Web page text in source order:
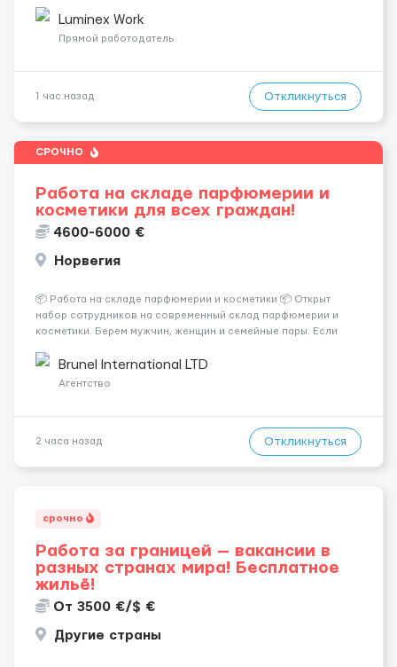
почтовых складах . График 5/8, возможны пе...
Luminex Work
Прямой работодатель
1 час назад Откликнуться
СРОЧНО
Работа на складе парфюмерии и
косметики для всех граждан!
4600-6000 €
Норвегия
📦 Работа на складе парфюмерии и косметики 📦 Открыт
набор сотрудников на современный склад парфюмерии и
косметики. Берем мужчин, женщин и семейные пары. Если
обучают уже после приезда. Работа не тяжелая. Нужно
собирать заказы, сортиро...
Brunel International LTD
Агентство
2 часа назад Откликнуться
срочно
Работа за границей — вакансии в
разных странах мира! Бесплатное
жильё!
От 3500 €/$ €
Другие страны